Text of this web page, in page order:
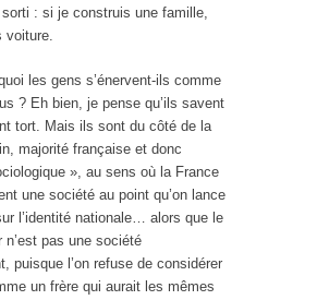
: si je construis une famille,
voiture.
les gens s’énervent-ils comme
? Eh bien, je pense qu’ils savent
tort. Mais ils sont du côté de la
majorité française et donc
», au sens où la France
une société au point qu’on lance
l’identité nationale… alors que le
n’est pas une société
puisque l’on refuse de considérer
un frère qui aurait les mêmes